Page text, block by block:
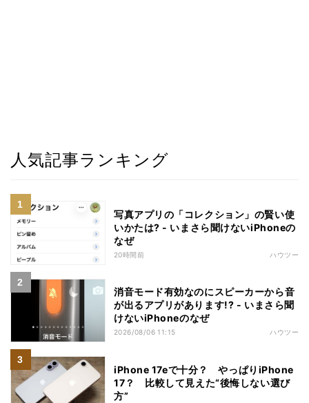
人気記事ランキング
写真アプリの「コレクション」の賢い使
いかたは? - いまさら聞けないiPhoneの
なぜ
20時間前 ハウツー
消音モード有効なのにスピーカーから音
が出るアプリがあります!? - いまさら聞
けないiPhoneのなぜ
2026/08/06 11:15 ハウツー
iPhone 17eで十分？ やっぱりiPhone
17？ 比較して見えた“後悔しない選び
方”